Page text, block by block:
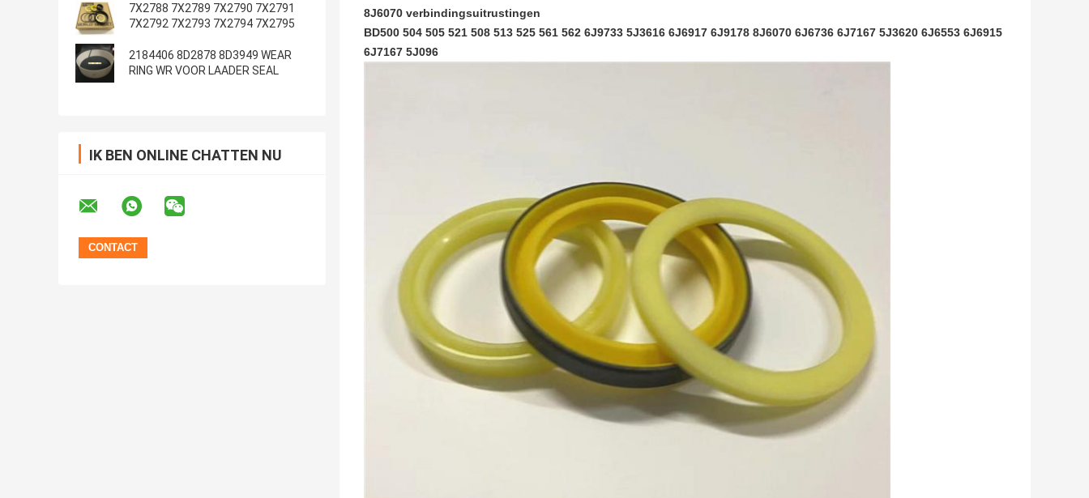
7X2788 7X2789 7X2790 7X2791
7X2792 7X2793 7X2794 7X2795
2184406 8D2878 8D3949 WEAR
RING WR VOOR LAADER SEAL
IK BEN ONLINE CHATTEN NU
8J6070 verbindingsuitrustingen
BD500 504 505 521 508 513 525 561 562 6J9733 5J3616 6J6917 6J9178 8J6070 6J6736 6J7167 5J3620 6J6553 6J6915
6J7167 5J096